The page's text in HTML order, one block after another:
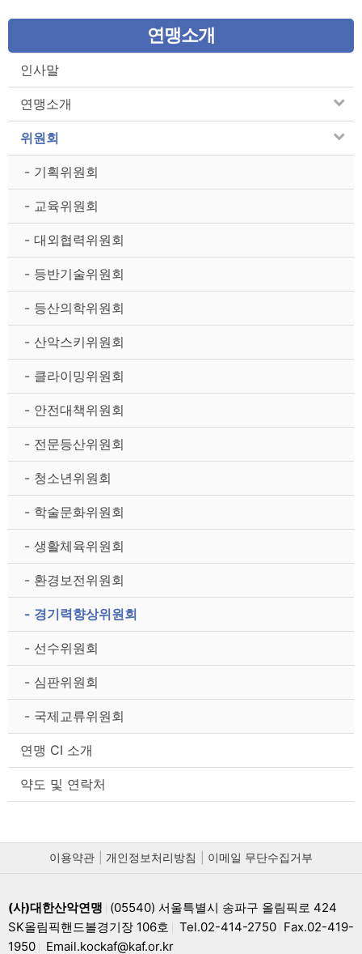
연맹소개
인사말
연맹소개
위원회
- 기획위원회
- 교육위원회
- 대외협력위원회
- 등반기술위원회
- 등산의학위원회
- 산악스키위원회
- 클라이밍위원회
- 안전대책위원회
- 전문등산위원회
- 청소년위원회
- 학술문화위원회
- 생활체육위원회
- 환경보전위원회
- 경기력향상위원회
- 선수위원회
- 심판위원회
- 국제교류위원회
연맹 CI 소개
약도 및 연락처
이용약관 개인정보처리방침 이메일 무단수집거부
(사)대한산악연맹 (05540) 서울특별시 송파구 올림픽로 424
SK올림픽핸드볼경기장 106호
Tel.02-414-2750 Fax.02-419-
1950
Email.kockaf@kaf.or.kr